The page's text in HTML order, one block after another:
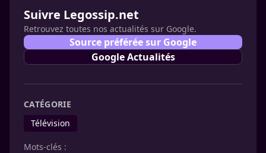
Suivre Legossip.net
Retrouvez toutes nos actualités sur Google.
Source préférée sur Google
Google Actualités
CATÉGORIE
Télévision
Mots-clés :